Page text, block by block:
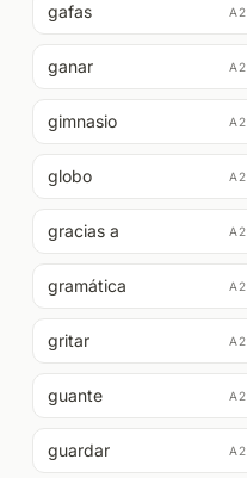
gafas A2
ganar A2
gimnasio A2
globo A2
gracias a A2
gramática A2
gritar A2
guante A2
guardar A2